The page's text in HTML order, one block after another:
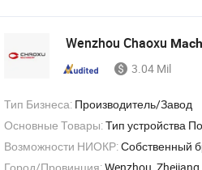
Wenzhou Chaoxu
3.04 Mil
Тип Бизнеса: Производитель/Завод
Основные Товары:Тип устройства Полноценная сервофлексографическая печатная машина , Стековая флексографическая печатная машина , Цилиндрическая флексографическая печатная машина , Высокоскоростная
Возможности НИОКР:Собственный